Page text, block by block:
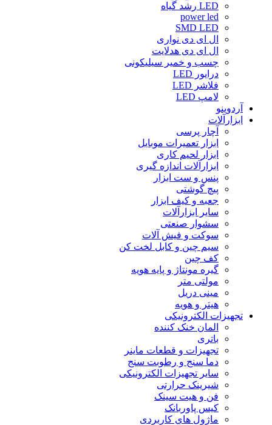
LED رشد گیاه
power led
SMD LED
ال ای دی نواری
ال ای دی هدلایت
چسب و خمیر سیلیکونی
درایور LED
فلاشر LED
لامپ LED
آردوینو
ابزارآلات
آچار پرسی
ابزار تعمیرات موبایل
ابزار لحیم کاری
ابزارآلات اندازه گیری
پنس و ست ابزار
پیچ گوشتی
جعبه و کیف ابزار
سایر ابزارآلات
سشوار صنعتی
سوکت و فیش آلات
سیم چین و کابل لخت کن
کف چین
گیره مونتاژ و پایه هویه
مولتی متر
مینی دریل
هیتر و هویه
تجهیزات الکترونیکی
المان خنک کننده
باتری
تجهیزات و قطعات ماینر
دما سنج و رطوبت سنج
سایر تجهیزات الکترونیکی
شیرینک حرارتی
فن و هیت سینک
کیس پاوربانک
ماژول های کاربردی